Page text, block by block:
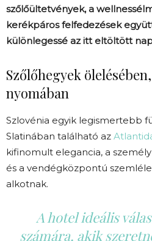
szőlőültetvények, a
kerékpáros felfedezések
különlegessé az itt eltöltött
Szőlőhegyek
nyomában
Szlovénia egyik legismertebb
Slatinában található az
kifinomult elegancia, a
és a vendégközpontú
alkotnak.
A hotel ideális
számára, akik